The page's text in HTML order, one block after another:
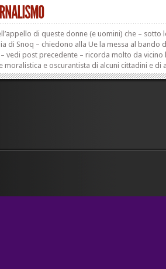
di queste donne (e uomini) che – sotto
di Snoq – chiedono alla Ue la messa al bando
vedi post precedente – ricorda molto da vicino
moralistica e oscurantista di alcuni cittadini e di
di cronaca troppo esplicite e,